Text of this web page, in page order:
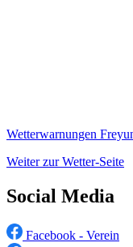
Wetterwarnungen
Weiter zur Wetter-Seite
Social Media
Facebook - Verein